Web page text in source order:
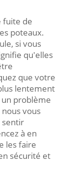
fuite de
poteaux.
si vous
qu'elles
que votre
lentement
problème
vous
sentir
à en
les faire
sécurité et